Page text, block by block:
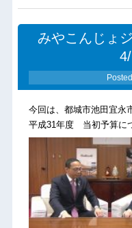
みやこんじょ
今回は、都城市池田宜永
平成31年度 当初予算に